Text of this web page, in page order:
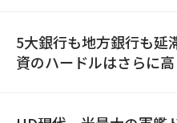
5大銀行も地方銀行も
資のハードルはさらに高